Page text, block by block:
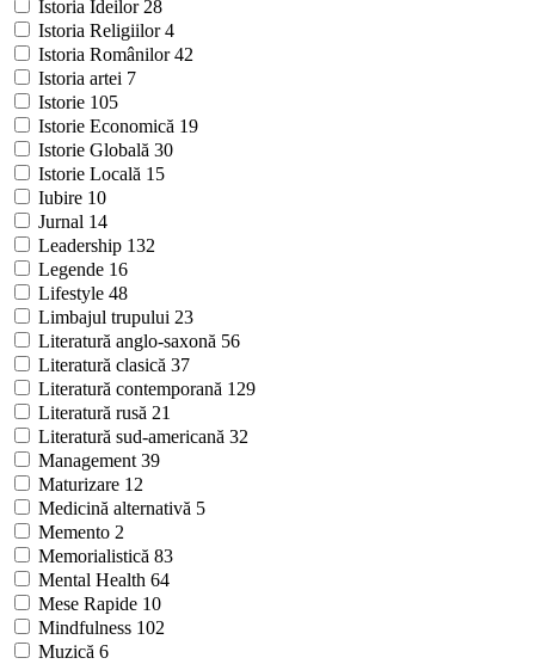
Istoria Ideilor 28
Istoria Religiilor4
Istoria Românilor42
Istoria artei 7
Istorie 105
Istorie Economică 19
Istorie Globală 30
Istorie Locală 15
Iubire 10
Jurnal 14
Leadership 132
Legende 16
Lifestyle 48
Limbajul trupului 23
Literatură anglo-saxonă 56
Literatură clasică 37
Literatură contemporană 129
Literatură rusă 21
Literatură sud-americană 32
Management 39
Maturizare 12
Medicină alternativă 5
Memento 2
Memorialistică 83
Mental Health 64
Mese Rapide 10
Mindfulness 102
Muzică 6